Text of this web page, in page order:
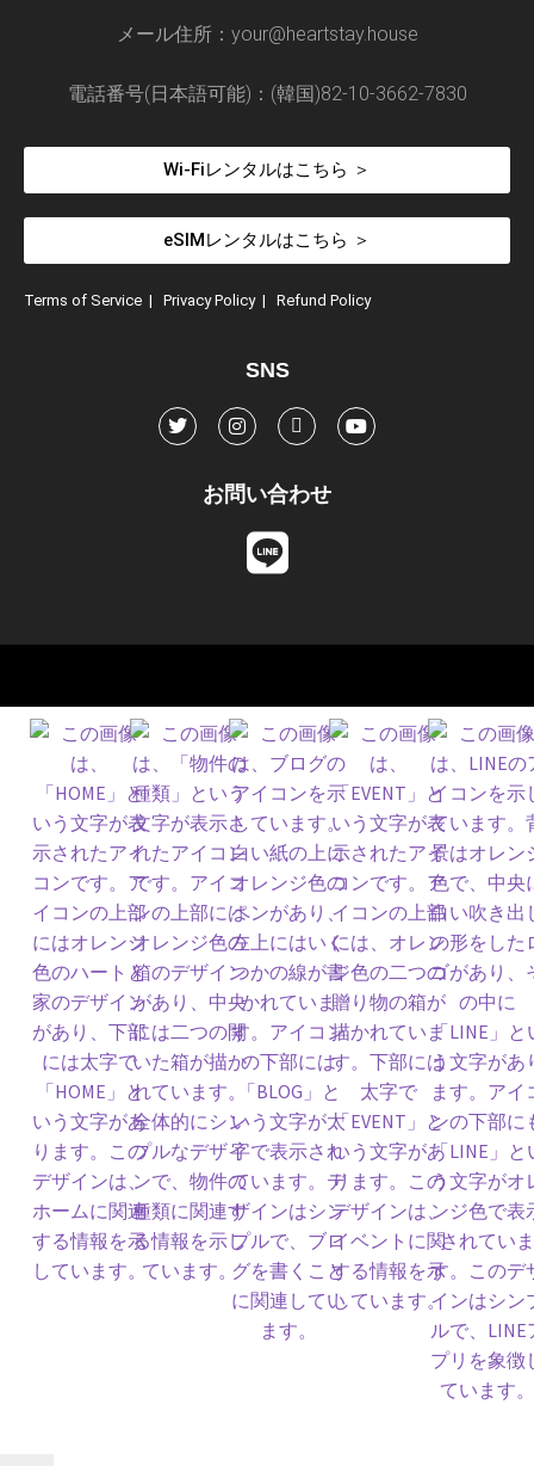
メール住所：your@heartstay.house
電話番号(日本語可能)：(韓国)82-10-3662-7830
Wi-Fiレンタルはこちら ＞
eSIMレンタルはこちら ＞
Terms of Service | Privacy Policy | Refund Policy
SNS
お問い合わせ